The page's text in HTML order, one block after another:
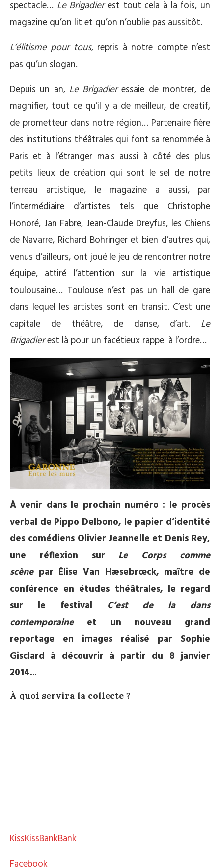
spectacle… Le Brigadierest tout cela à la fois, un
magazine qu’on lit et qu’on n’oublie pas aussitôt.
L’élitisme pour tous, repris à notre compte n’est
pas qu’un slogan.
Depuis un an, Le Brigadieressaie de montrer, de
magnifier, tout ce qu’il y a de meilleur, de créatif,
de prometteur dans notre région… Partenaire fière
des institutions théâtrales qui font sa renommée à
Paris et à l’étranger mais aussi à côté des plus
petits lieux de création qui sont le sel de notre
terreau artistique, le magazine a aussi, par
l’intermédiaire d’artistes tels que Christophe
Honoré, Jan Fabre, Jean-Claude Dreyfus, les Chiens
de Navarre, Richard Bohringer et bien d’autres qui,
venus d’ailleurs, ont joué le jeu de rencontrer notre
équipe, attiré l’attention sur la vie artistique
toulousaine… Toulouse n’est pas un hall de gare
dans lequel les artistes sont en transit. C’est une
capitale de théâtre, de danse, d’art. Le
Brigadierest là pour un facétieux rappel à l’ordre…
À venir dans le prochain numéro : le procès
verbal de Pippo Delbono, le papier d’identité
des comédiens Olivier Jeannelle et Denis Rey,
une réflexion sur Le Corps comme
scènepar Élise Van Hæsebrœck, maître de
conférence en études théâtrales, le regard
sur le festival C’est de la dans
contemporaine et un nouveau grand
reportage en images réalisé par Sophie
Gisclard à découvrir à partir du 8 janvier
2014...
À quoi servira la collecte ?
KissKissBankBank